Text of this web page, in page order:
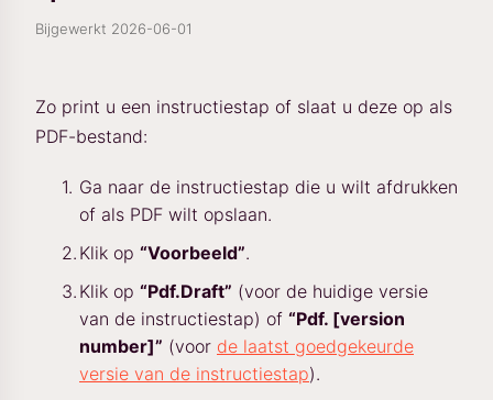
Bijgewerkt 2026-06-01
Zo print u een instructiestap of slaat u deze op als
PDF-bestand:
Ga naar de instructiestap die u wilt afdrukken
of als PDF wilt opslaan.
Klik op “Voorbeeld”.
Klik op “Pdf.Draft” (voor de huidige versie
van de instructiestap) of “Pdf. [version
number]” (voor de laatst goedgekeurde
versie van de instructiestap).